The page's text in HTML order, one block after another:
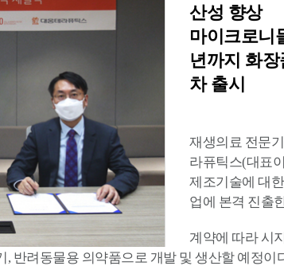
산성 향상
마이크로니
년까지 화
차 출시
재생의료 전문
라퓨틱스(대표
제조기술에 대
업에 본격 진출
계약에 따라 시
반려동물용 의약품으로 개발 및 생산할 예정